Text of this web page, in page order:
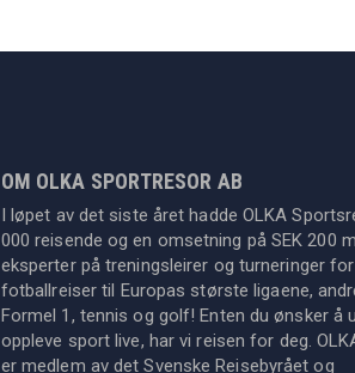
OM OLKA SPORTRESOR AB
I løpet av det siste året hadde OLKA
000 reisende og en omsetning på SEK 200
eksperter på treningsleirer og turneringer
fotballreiser til Europas største ligaene,
Formel 1, tennis og golf! Enten du ønsker å
oppleve sport live, har vi reisen for deg.
er medlem av det Svenske Reisebyrået og